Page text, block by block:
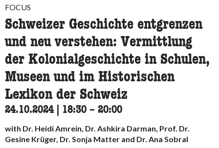
FOCUS
Schweizer Geschichte entgrenzen
und neu verstehen: Vermittlung
der Kolonialgeschichte in Schulen,
Museen und im Historischen
Lexikon der Schweiz
24.10.2024| 18:30 accessibility.time_to
– 20:00
with Dr. Heidi Amrein, Dr. Ashkira Darman, Prof. Dr.
Gesine Krüger, Dr. Sonja Matter and Dr. Ana Sobral